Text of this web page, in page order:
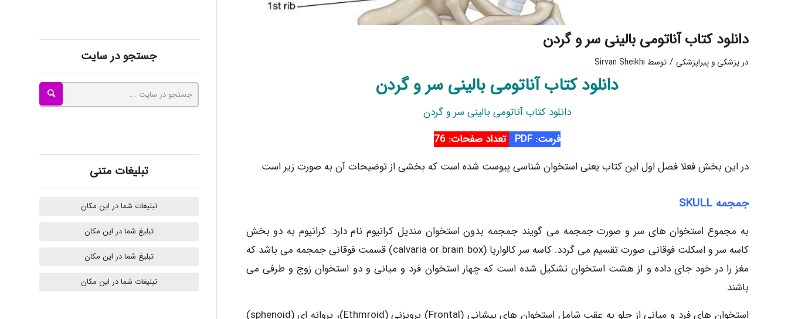
دانلود کتاب آناتومی بالینی سر و گردن
در پزشکی و پیراپزشکی / توسط Sirvan Sheikhi
دانلود کتاب آناتومی بالینی سر و گردن
دانلود کتاب آناتومی بالینی سر و گردن
فرمت: PDF
تعداد صفحات: 76
در این بخش فعلا فصل اول این کتاب یعنی استخوان شناسی پیوست شده است که بخشی از توضیحات آن به صورت زیر است.
جمجمه SKULL
به مجموع استخوان های سر و صورت جمجمه می گویند جمجمه بدون استخوان منديل کرانیوم نام دارد. کرانیوم به دو بخش
کاسه سر و اسکلت فوقانی صورت تقسیم می گردد. کاسه سر کالواریا (calvaria or brain box) قسمت فوقانی جمجمه می باشد که
مغز را در خود جای داده و از هشت استخوان تشکیل شده است که چهار استخوان فرد و میانی و دو استخوان زوج و طرفی می
باشند
استخوان های فرد و میانی از جلو به عقب شامل استخوان های پیشانی (Frontal) پرویزنی (Ethmroid)، پروانه ای (sphenoid)
ayda habibnejad
ilhan200
جستجو در سایت
تبلیغات متنی
تبلیغات شما در این مکان
تبلیغ شما در این مکان
تبلیغ شما در این مکان
تبلیغات شما در این مکان